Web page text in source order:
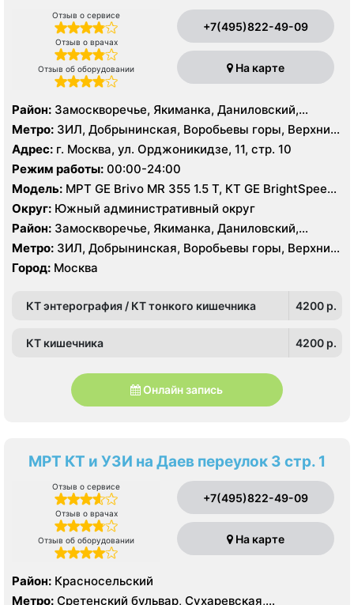
Отзыв о сервисе
Отзыв о врачах
Отзыв об оборудовании
+7(495)822-49-09
На карте
Район: Замоскворечье, Якиманка, Даниловский,
Донской, Академический, Гагаринский, Котловка
Метро: ЗИЛ, Добрынинская, Воробьевы горы, Верхние
Котлы, Академическая, Крымская, Ленинский
проспект, Нагатинская, Октябрьская, Площадь
Гагарина, Серпуховская, Тульская, Шаболовская
Адрес: г. Москва, ул. Орджоникидзе, 11, стр. 10
Режим работы: 00:00-24:00
Модель: МРТ GE Brivo MR 355 1.5 Т, КТ GE BrightSpeed
16 срезов
Округ: Южный административный округ
Район: Замоскворечье, Якиманка, Даниловский,
Донской, Академический, Гагаринский, Котловка
Метро: ЗИЛ, Добрынинская, Воробьевы горы, Верхние
Котлы, Академическая, Крымская, Ленинский
проспект, Нагатинская, Октябрьская, Площадь
Гагарина, Серпуховская, Тульская, Шаболовская
Город: Москва
КТ энтерография / КТ тонкого кишечника 4200 p.
КТ кишечника 4200 p.
Онлайн запись
МРТ КТ и УЗИ на Даев переулок 3 стр. 1
Отзыв о сервисе
Отзыв о врачах
Отзыв об оборудовании
+7(495)822-49-09
На карте
Район: Красносельский
Метро: Сретенский бульвар, Сухаревская,